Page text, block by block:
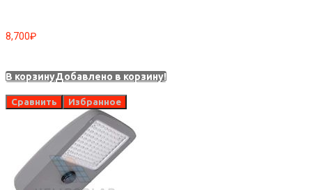
8,700₽
В корзинуДобавлено в корзину!
Сравнить Избранное